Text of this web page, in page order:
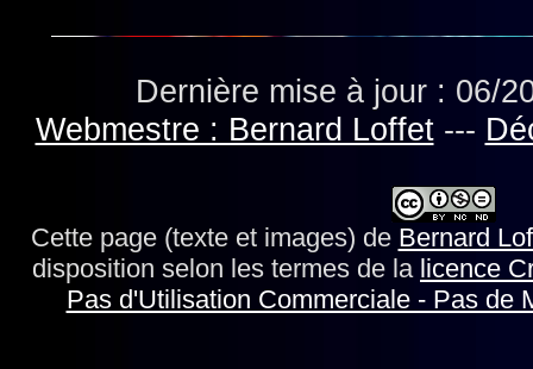
Dernière mise à jour : 06/
Webmestre : Bernard Loffet---
Cette page (texte et images) de Bernard
disposition selon les termes de la licence
Pas d'Utilisation Commerciale - Pas de